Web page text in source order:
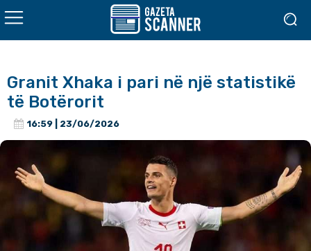
Granit Xhaka i pari në një statistikë
të Botërorit
16:59 | 23/06/2026